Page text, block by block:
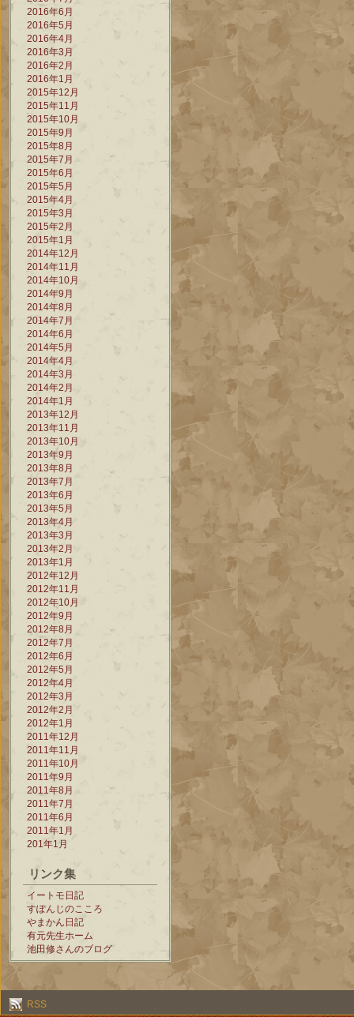
2016年6月
2016年5月
2016年4月
2016年3月
2016年2月
2016年1月
2015年12月
2015年11月
2015年10月
2015年9月
2015年8月
2015年7月
2015年6月
2015年5月
2015年4月
2015年3月
2015年2月
2015年1月
2014年12月
2014年11月
2014年10月
2014年9月
2014年8月
2014年7月
2014年6月
2014年5月
2014年4月
2014年3月
2014年2月
2014年1月
2013年12月
2013年11月
2013年10月
2013年9月
2013年8月
2013年7月
2013年6月
2013年5月
2013年4月
2013年3月
2013年2月
2013年1月
2012年12月
2012年11月
2012年10月
2012年9月
2012年8月
2012年7月
2012年6月
2012年5月
2012年4月
2012年3月
2012年2月
2012年1月
2011年12月
2011年11月
2011年10月
2011年9月
2011年8月
2011年7月
2011年6月
2011年1月
201年1月
リンク集
イートモ日記
すぽんじのこころ
やまかん日記
有元先生ホーム
池田修さんのブログ
RSS